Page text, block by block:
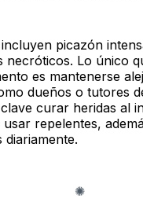
picazón
necróticos. Lo único
es mantenerse
dueños o tutores
curar heridas al
repelentes,
diariamente.